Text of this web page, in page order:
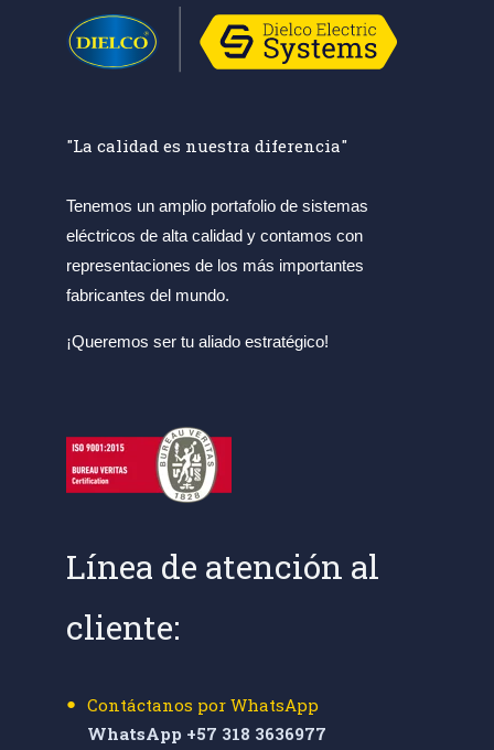
"La calidad es nuestra diferencia"
Tenemos un amplio portafolio de sistemas
eléctricos de alta calidad y contamos con
representaciones de los más importantes
fabricantes del mundo.
¡Queremos ser tu aliado estratégico!
Línea de atención al
cliente:
Contáctanos por WhatsApp
WhatsApp +57 318 3636977